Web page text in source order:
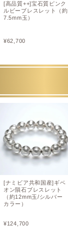
[高品質++]宝石質ピンク
ルビーブレスレット（約
7.5mm玉）
¥62,700
[ナミビア共和国産]ギベ
オン隕石ブレスレット
（約12mm玉/シルバー
カラー）
¥124,700